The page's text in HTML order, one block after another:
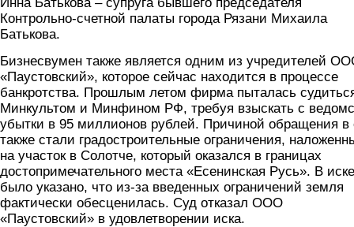
Инна Батькова – супруга бывшего председателя
Контрольно-счетной палаты города Рязани Михаила
Батькова.
Бизнесвумен также является одним из учредителей
«Паустовский», которое сейчас находится в процессе
банкротства. Прошлым летом фирма пыталась
Минкультом и Минфином РФ, требуя взыскать с
убытки в 95 миллионов рублей. Причиной обращения в
также стали градостроительные ограничения,
на участок в Солотче, который оказался в границах
достопримечательного места «Есенинская Русь». В иске
было указано, что из-за введенных ограничений земля
фактически обесценилась. Суд отказал ООО
«Паустовский» в удовлетворении иска.